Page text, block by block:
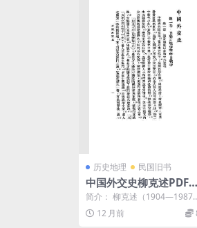
历史地理 民国旧书
中国外交史柳克述PDF下
载,近代外交史研究著作
简介： 柳克述（1904—1987
是中国近代政治人物、外交史
者，代表著作包括...
12 月前